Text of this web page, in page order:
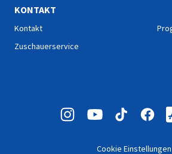
KONTAKT
Kontakt
Zuschauerservice
Cookie Einstellungen